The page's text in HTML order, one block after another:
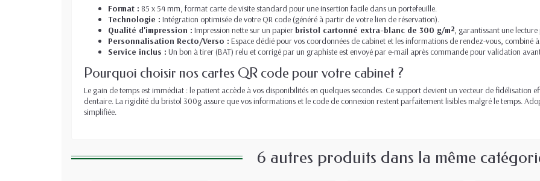
Format : 85 x 54 mm, format carte de visite standard pour une insertion facile dans un portefeuille.
Technologie : Intégration optimisée de votre QR code (généré à partir de votre lien de réservation).
Qualité d'impression : Impression nette sur un papier bristol cartonné extra-blanc de 300 g/m², garantissant une
Personnalisation Recto/Verso : Espace dédié pour vos coordonnées de cabinet et les informations de rendez-vous, combiné
Service inclus : Un bon à tirer (BAT) relu et corrigé par un graphiste est envoyé par e-mail après commande pour validation
Pourquoi choisir nos cartes QR code pour votre cabinet ?
Le gain de temps est immédiat : le patient accède à vos disponibilités en quelques secondes. Ce support devient un vecteur de fidélisation
dentaire. La rigidité du bristol 300g assure que vos informations et le code de connexion restent parfaitement lisibles malgré le temps.
simplifiée.
6 autres produits dans la même